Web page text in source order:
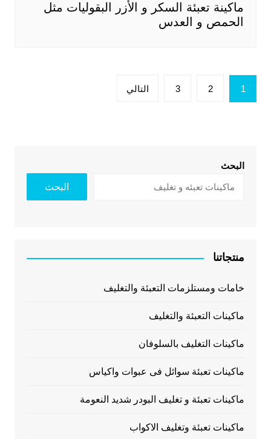
ماكينة تعبئة السكر و الأزر البقوليات مثل
الحمص و العدس
تعدد
صفحات
1
2
3 التالي
البحث
البحث
منتجاتنا
خامات ومستلزمات التعبئة والتغليف
ماكينات التعبئة والتغليف
ماكينات التغليف بالسلوفان
ماكينات تعبئة سوائل فى عبوات واكياس
ماكينات تعبئة و تغليف البودر شديد النعومة
ماكينات تعبئة وتغليف الاكواب